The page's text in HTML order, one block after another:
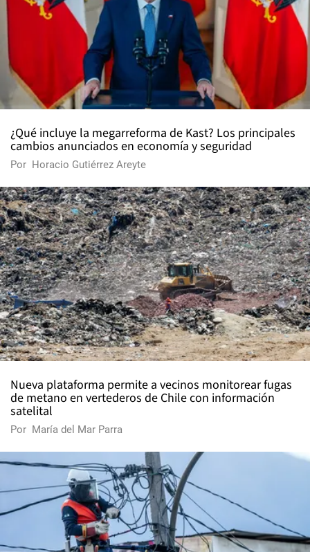
¿Qué incluye la megarreforma de Kast? Los principales
cambios anunciados en economía y seguridad
Por Horacio Gutiérrez Areyte
Nueva plataforma permite a vecinos monitorear fugas
de metano en vertederos de Chile con información
satelital
Por María del Mar Parra